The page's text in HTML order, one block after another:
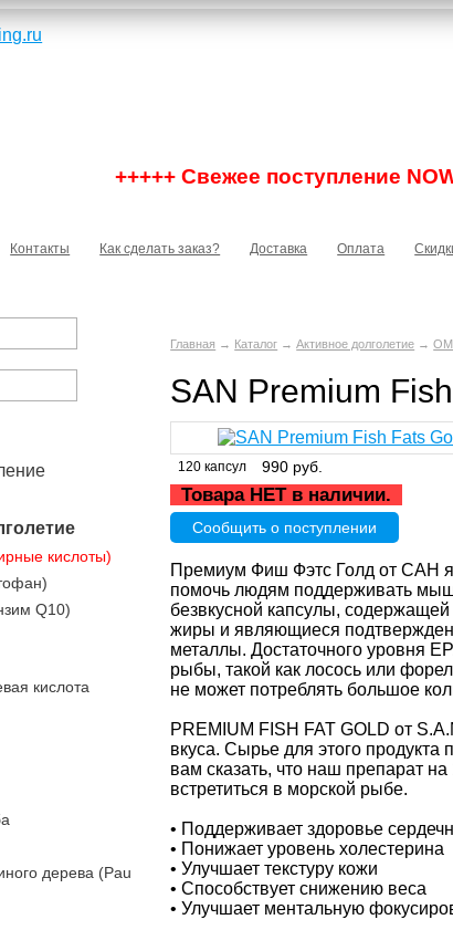
+++++ Свежее поступление
Контакты Как сделать заказ? Доставка Оплата
Главная → Каталог →Активное долголетие →
SAN Premium
120 капсул 990 руб.
Товара НЕТ в наличии.
Сообщить о поступлении
Премиум Фиш Фэтс Голд от САН
помочь людям поддерживать
безвкусной капсулы,
жиры и являющиеся
металлы. Достаточного уровня
рыбы, такой как лосось или
не может потреблять большое
PREMIUM FISH FAT GOLD от
вкуса. Сырье для этого
вам сказать, что наш препарат
встретиться в морской рыбе.
• Поддерживает здоровье
• Понижает уровень холестерина
• Улучшает текстуру кожи
• Способствует снижению веса
• Улучшает ментальную
кислоты)
Q10)
кислота
дерева (Pau